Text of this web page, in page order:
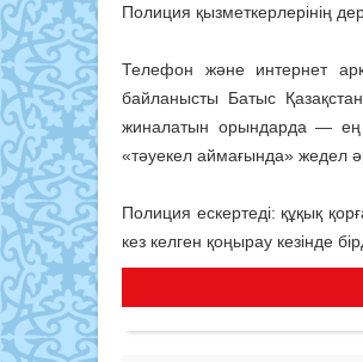
Полиция қызметкерлерінің
Телефон және интернет
байланысты Батыс
жиналатын орындарда —
«тәуекел аймағында» жедел
Полиция ескертеді: құқық
кез келген қоңырау кезінде